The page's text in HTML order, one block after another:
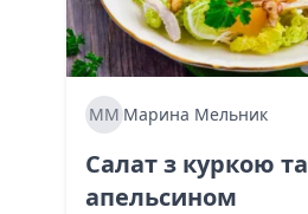
ММ Марина Мельник
Салат з куркою та
апельсином